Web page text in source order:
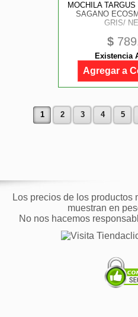
MOCHILA
SAGANO
GRIS/
$
Existencia
Agregar a
1 2 3 4 5
Los precios de los productos
muestran en
No nos hacemos